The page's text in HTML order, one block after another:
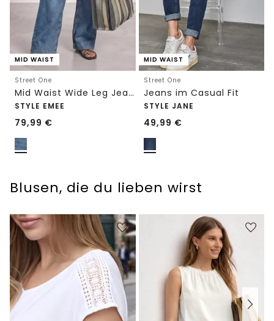
MID WAIST
Street One
Mid Waist Wide Leg Jeans im Loose Fit
STYLE EMEE
79,99 €
MID WAIST
Street One
Jeans im Casual Fit
STYLE JANE
49,99 €
Blusen, die du lieben wirst